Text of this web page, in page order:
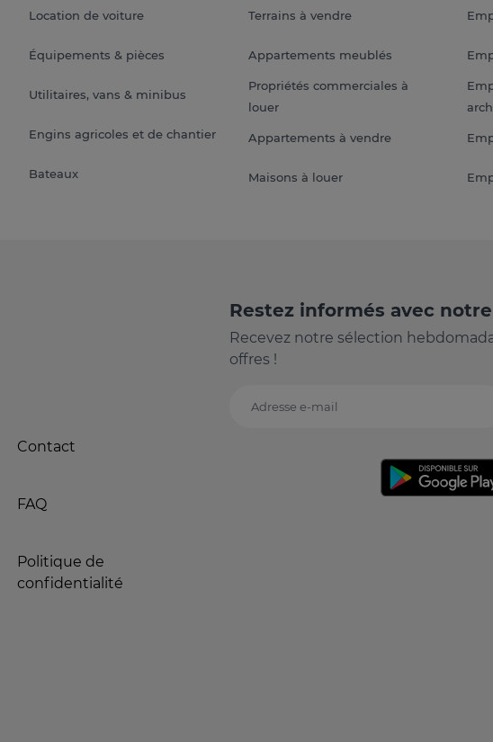
Location de voiture
Équipements & pièces
Utilitaires, vans & minibus
Engins agricoles et de chantier
Bateaux
Terrains à vendre
Appartements meublés
Propriétés commerciales à
louer
Appartements à vendre
Maisons à louer
Contact
FAQ
Politique de
confidentialité
Restez informés avec
Recevez notre sélection
offres !
Adresse e-mail